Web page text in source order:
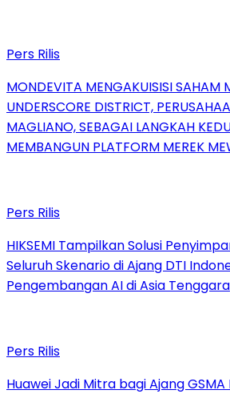
Pers Rilis
MONDEVITA MENGAKUISISI SAHAM
UNDERSCORE DISTRICT,
MAGLIANO, SEBAGAI LANGKAH
MEMBANGUN PLATFORM MEREK
Pers Rilis
HIKSEMI Tampilkan Solusi
Seluruh Skenario di Ajang DTI
Pengembangan AI di Asia Tenggara
Pers Rilis
Huawei Jadi Mitra bagi Ajang GSMA